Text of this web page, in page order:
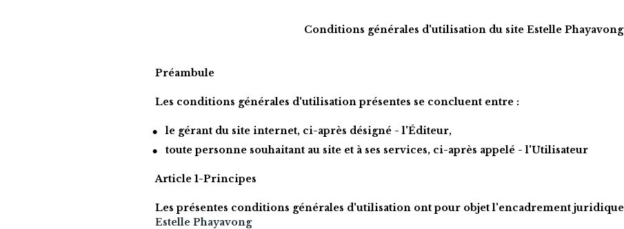
Conditions générales d'utilisation du site Estelle Phayavong
Préambule
Les conditions générales d'utilisation présentes se concluent entre :
le gérant du site internet, ci-après désigné - l'Éditeur,
toute personne souhaitant au site et à ses services, ci-après appelé - l'Utilisateur
Article 1-Principes
Estelle Phayavong